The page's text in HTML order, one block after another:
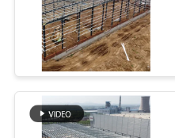
SITEMAP
PRIVACY
POLICY